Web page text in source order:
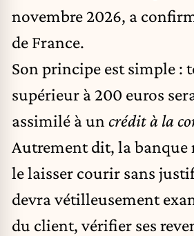
novembre 2026, a
de France.
Son principe est simple :
supérieur à 200 euros
assimilé à un crédit à la
Autrement dit, la banque
le laisser courir sans
devra vétilleusement
du client, vérifier ses